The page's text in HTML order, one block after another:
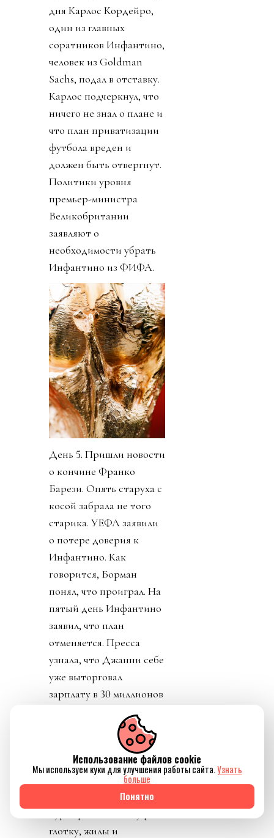
дня Карлос Кордейро,
один из главных
соратников Инфантино,
человек из Goldman
Sachs, подал в отставку.
Карлос подчеркнул, что
ничего не знал о плане и
что план приватизации
футбола вреден и
должен быть отвергнут.
Политики уровня
премьер-министра
Великобритании
заявляют о
необходимости убрать
Инфантино из ФИФА.
День 5. Пришли новости
о кончине Франко
Барези. Опять старуха с
косой забрала не того
старика. УЕФА заявили
о потере доверия к
Инфантино. Как
говорится, Борман
понял, что проиграл. На
пятый день Инфантино
заявил, что план
отменяется. Пресса
узнала, что Джанни себе
уже выторговал
зарплату в 30 миллионов
дивиденды от нового
юр лица. Стало понятно
почему нужно
увеличивать количество
матчей, команд,
турниров. И почему рвет
глотку, жилы и
Использование файлов cookie
Мы используем куки для улучшения работы сайта.Узнать
больше
Понятно